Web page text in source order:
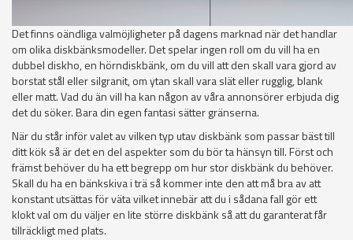
Det finns oändliga valmöjligheter på dagens marknad när det handlar
om olika diskbänksmodeller. Det spelar ingen roll om du vill ha en
dubbel diskho, en hörndiskbänk, om du vill att den skall vara gjord av
borstat stål eller silgranit, om ytan skall vara slät eller rugglig, blank
eller matt. Vad du än vill ha kan någon av våra annonsörer erbjuda dig
det du söker. Bara din egen fantasi sätter gränserna.
När du står inför valet av vilken typ utav diskbänk som passar bäst till
ditt kök så är det en del aspekter som du bör ta hänsyn till. Först och
främst behöver du ha ett begrepp om hur stor diskbänk du behöver.
Skall du ha en bänkskiva i trä så kommer inte den att må bra av att
konstant utsättas för väta vilket innebär att du i sådana fall gör ett
klokt val om du väljer en lite större diskbänk så att du garanterat får
tillräckligt med plats.